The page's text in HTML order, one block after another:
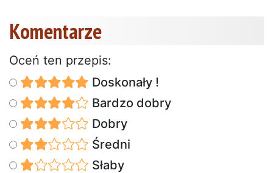
Komentarze
Oceń ten przepis:
Doskonały !
Bardzo dobry
Dobry
Średni
Słaby